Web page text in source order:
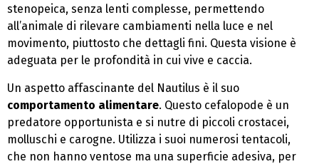
stenopeica, senza lenti complesse, permettendo
all’animale di rilevare cambiamenti nella luce e nel
movimento, piuttosto che dettagli fini. Questa visione è
adeguata per le profondità in cui vive e caccia.
Un aspetto affascinante del Nautilus è il suo
comportamento alimentare. Questo cefalopode è un
predatore opportunista e si nutre di piccoli crostacei,
molluschi e carogne. Utilizza i suoi numerosi tentacoli,
che non hanno ventose ma una superficie adesiva, per